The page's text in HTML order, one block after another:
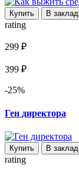
Купить В
rating
299 ₽
399 ₽
-25%
Ген директора
Купить В
rating